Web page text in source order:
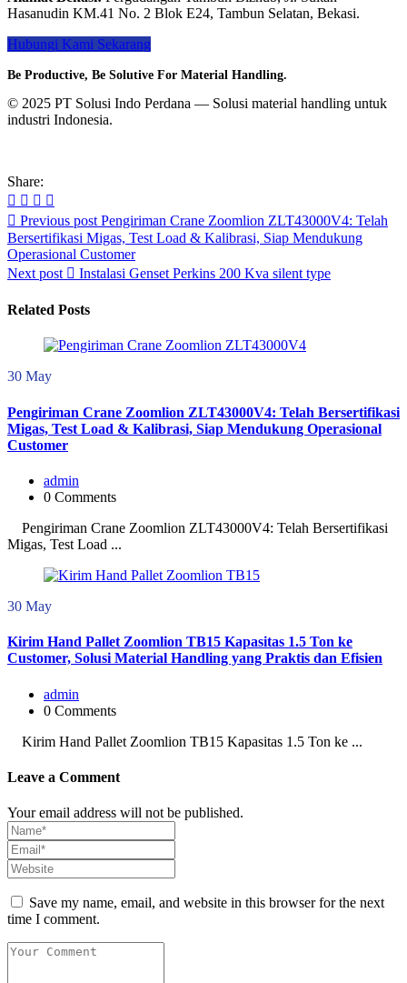
Hasanudin KM.41 No. 2 Blok E24, Tambun Selatan, Bekasi.
Hubungi Kami Sekarang
Be Productive, Be Solutive For Material Handling.
© 2025 PT Solusi Indo Perdana — Solusi material handling untuk
industri Indonesia.
Share:
Post
navigation
Previous post Pengiriman Crane Zoomlion ZLT43000V4: Telah
Bersertifikasi Migas, Test Load & Kalibrasi, Siap Mendukung
Operasional Customer
Next post
Instalasi Genset Perkins 200 Kva silent type
Related Posts
30 May
Pengiriman Crane Zoomlion ZLT43000V4: Telah Bersertifikasi
Migas, Test Load & Kalibrasi, Siap Mendukung Operasional
Customer
admin
0 Comments
Pengiriman Crane Zoomlion ZLT43000V4: Telah Bersertifikasi
Migas, Test Load ...
30 May
Kirim Hand Pallet Zoomlion TB15 Kapasitas 1.5 Ton ke
Customer, Solusi Material Handling yang Praktis dan Efisien
admin
0 Comments
Kirim Hand Pallet Zoomlion TB15 Kapasitas 1.5 Ton ke ...
Leave a Comment
Your email address will not be published.
Save my name, email, and website in this browser for the next
time I comment.